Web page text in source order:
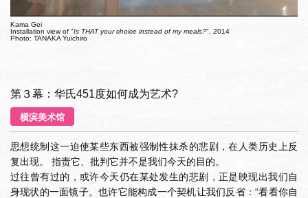
Kama Gei
Installation view of "Is THAT your choice instead of my meals?", 2014
Photo: TANAKA Yuichiro
第３幕：华氏451度如何成为艺术?
横滨美术馆
思想统制这一迫使某些东西被强制性抹杀的悲剧，在人类历史上反
复出现。 指责它、批判它并不是我们今天的目的。
过往曾有过的，或许今天仍在某处发生的悲剧，正是映现出我们自
身现状的一面镜子。也许它能构成一个契机让我们反省：“看看你自